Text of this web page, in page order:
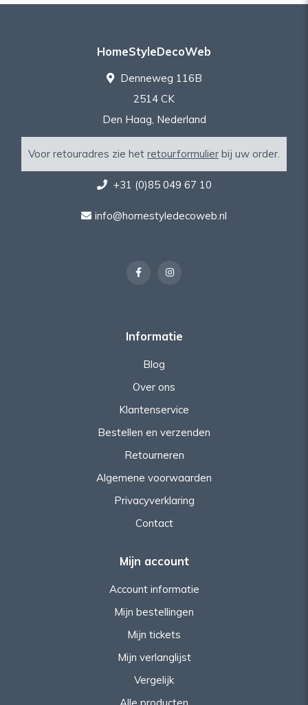
HomeStyleDecoWeb
Denneweg 116B
2514 CK
Den Haag, Nederland
Voor retouradres zie het retourformulier bij uw order.
+31 (0)85 049 67 10
info@homestyledecoweb.nl
Informatie
Blog
Over ons
Klantenservice
Bestellen en verzenden
Retourneren
Algemene voorwaarden
Privacyverklaring
Contact
Mijn account
Account informatie
Mijn bestellingen
Mijn tickets
Mijn verlanglijst
Vergelijk